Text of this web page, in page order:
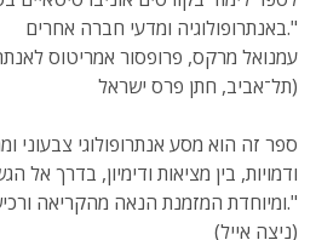
באנתרופולוגיה ומדעי חברה אחרים."
תל־אביב, חתן פרס ישראל)
ודמויות, בין מציאות ודימיון, בדרך
ומיוחדת המזמנת הנאה מהקריאה ורכישת ידע בכפיפה אחת."
(ניצה אייל)